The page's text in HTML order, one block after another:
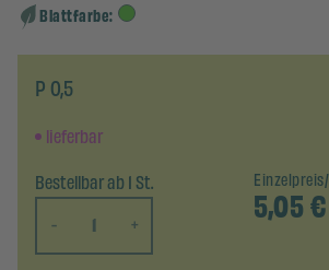
Blattfarbe:
P 0,5
lieferbar
Bestellbar ab 1 St.
-
+ 5,05€